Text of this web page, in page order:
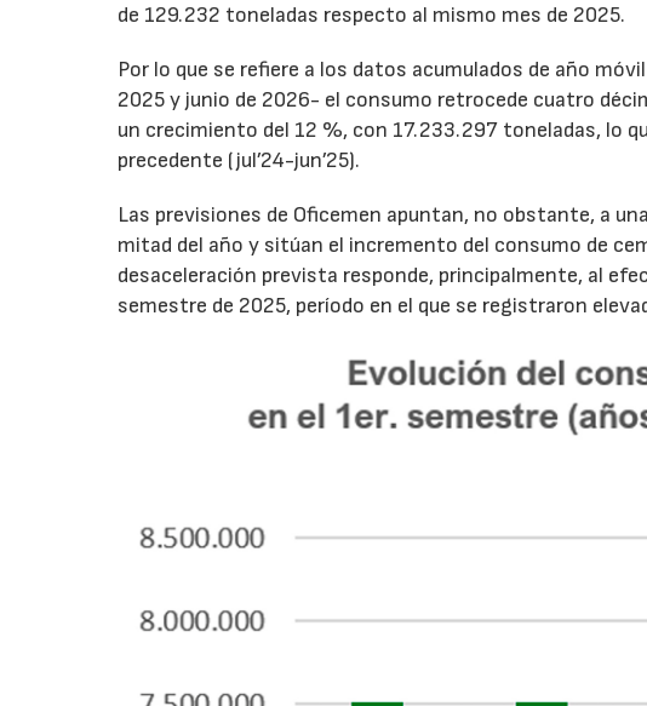
de 129.232 toneladas respecto al mismo mes de 2025.
Por lo que se refiere a los datos acumulados de año
2025 y junio de 2026- el consumo retrocede cuatro
un crecimiento del 12 %, con 17.233.297 toneladas, lo
precedente (jul’24-jun’25).
Las previsiones de Oficemen apuntan, no obstante, a
mitad del año y sitúan el incremento del consumo de
desaceleración prevista responde, principalmente, al
semestre de 2025, período en el que se registraron